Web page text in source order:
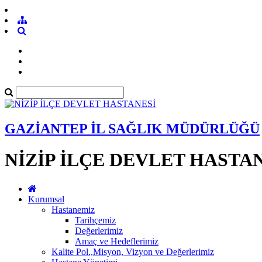
GAZİANTEP İL SAĞLIK MÜDÜRLÜĞÜ
NİZİP İLÇE DEVLET
Kurumsal
Hastanemiz
Tarihçemiz
Değerlerimiz
Amaç ve Hedeflerimiz
Kalite Pol.,Misyon, Vizyon ve Değerlerimiz